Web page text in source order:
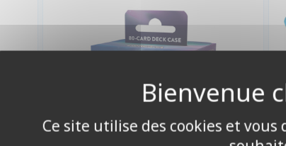
Ce site utilise des cookies et